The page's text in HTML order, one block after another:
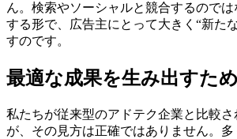
ん。検索やソーシャルと競合するので
する形で、広告主にとって大きく“新た
すのです。
最適な成果を生み出すた
私たちが従来型のアドテク企業と比較
が、その見方は正確ではありません。